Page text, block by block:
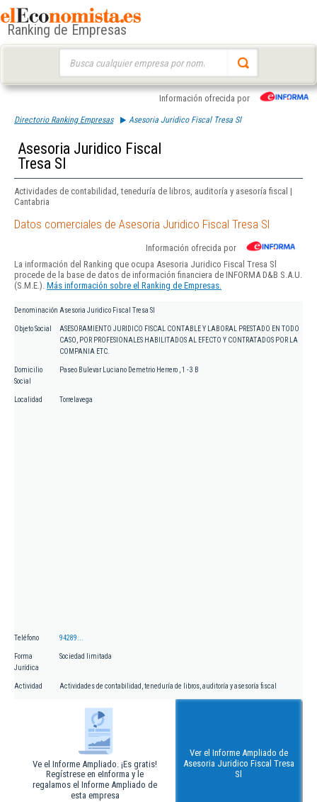
Ranking de Empresas
Información ofrecida por
Directorio Ranking Empresas Asesoria Juridico Fiscal Tresa Sl
Asesoria Juridico Fiscal
Tresa Sl
Actividades de contabilidad, teneduría de libros, auditoría y asesoría fiscal |
Cantabria
Datos comerciales de Asesoria Juridico Fiscal Tresa Sl
Información ofrecida por
La información del Ranking que ocupa Asesoria Juridico Fiscal Tresa Sl
procede de la base de datos de información financiera de INFORMA D&B S.A.U.
(S.M.E.). Más información sobre el Ranking de Empresas.
Denominación Asesoria Juridico Fiscal Tresa Sl
Objeto Social
ASESORAMIENTO JURIDICO FISCAL CONTABLE Y LABORAL PRESTADO EN TODO
CASO, POR PROFESIONALES HABILITADOS AL EFECTO Y CONTRATADOS POR LA
COMPANIA ETC.
Domicilio
Social
Paseo Bulevar Luciano Demetrio Herrero , 1 - 3 B
Localidad Torrelavega
Teléfono 94289...
Forma
Jurídica
Sociedad limitada
Actividad Actividades de contabilidad, teneduría de libros, auditoría y asesoría fiscal
Ve el Informe Ampliado. ¡Es gratis!
Regístrese en eInforma y le
regalamos el Informe Ampliado de
esta empresa
Ver el Informe Ampliado de
Asesoria Juridico Fiscal Tresa
Sl